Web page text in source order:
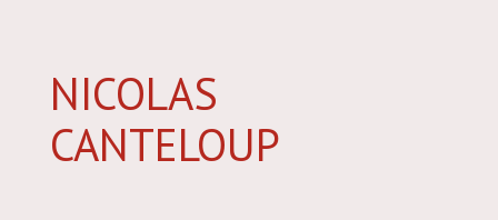
NICOLAS
CANTELOUP